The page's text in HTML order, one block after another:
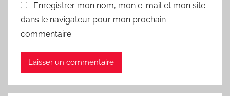
Enregistrer mon nom, mon e-mail et mon site
dans le navigateur pour mon prochain
commentaire.